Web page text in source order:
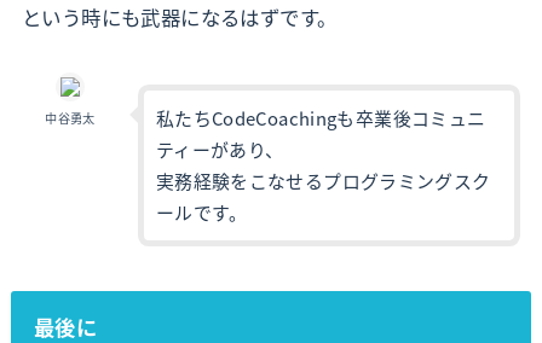
という時にも武器になるはずです。
中谷勇太
私たちCodeCoachingも卒業後コミュニ
ティーがあり、
実務経験をこなせるプログラミングスク
ールです。
最後に